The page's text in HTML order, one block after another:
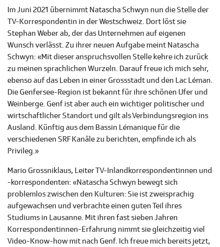
Im Juni 2021 übernimmt Natascha Schwyn nun die Stelle der
TV-Korrespondentin in der Westschweiz. Dort löst sie
Stephan Weber ab, der das Unternehmen auf eigenen
Wunsch verlässt. Zu ihrer neuen Aufgabe meint Natascha
Schwyn: «Mit dieser anspruchsvollen Stelle kehre ich zurück
zu meinen sprachlichen Wurzeln. Darauf freue ich mich sehr,
ebenso auf das Leben in einer Grossstadt und den Lac Léman.
Die Genfersee-Region ist bekannt für ihre schönen Ufer und
Weinberge. Genf ist aber auch ein wichtiger politischer und
wirtschaftlicher Standort und gilt als Verbindungsregion ins
Ausland. Künftig aus dem Bassin Lémanique für die
verschiedenen SRF Kanäle zu berichten, empfinde ich als
Privileg.»
Mario Grossniklaus, Leiter TV-Inlandkorrespondentinnen und
-korrespondenten: «Natascha Schwyn bewegt sich
problemlos zwischen den Kulturen: Sie ist zweisprachig
aufgewachsen und verbrachte einen guten Teil ihres
Studiums in Lausanne. Mit ihren fast sieben Jahren
Korrespondentinnen-Erfahrung nimmt sie gleichzeitig viel
Video-Know-how mit nach Genf. Ich freue mich bereits jetzt,